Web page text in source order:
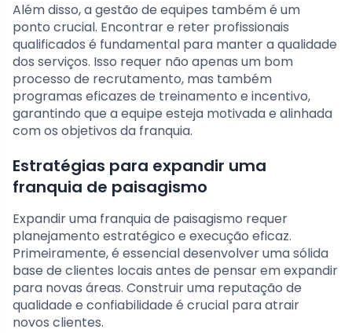
Além disso, a gestão de equipes também é um
ponto crucial. Encontrar e reter profissionais
qualificados é fundamental para manter a qualidade
dos serviços. Isso requer não apenas um bom
processo de recrutamento, mas também
programas eficazes de treinamento e incentivo,
garantindo que a equipe esteja motivada e alinhada
com os objetivos da franquia.
Estratégias para expandir uma
franquia de paisagismo
Expandir uma franquia de paisagismo requer
planejamento estratégico e execução eficaz.
Primeiramente, é essencial desenvolver uma sólida
base de clientes locais antes de pensar em expandir
para novas áreas. Construir uma reputação de
qualidade e confiabilidade é crucial para atrair
novos clientes.